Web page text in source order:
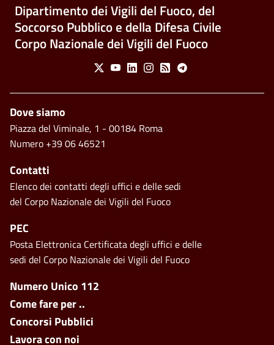
Dipartimento dei Vigili del Fuoco, del
Soccorso Pubblico e della Difesa Civile
Corpo Nazionale dei Vigili del Fuoco
Social Menu
X YoutubeLinkedinInstagram
Feed Telegram
Footer side menu
Numero Unico 112
Come fare per ..
Concorsi Pubblici
Lavora con noi
Piè di pagina
Dove siamo
Piazza del Viminale, 1 - 00184 Roma
Numero +39 06 46521
Contatti
Elenco dei contatti degli uffici e delle sedi
del Corpo Nazionale dei Vigili del Fuoco
PEC
Posta Elettronica Certificata degli uffici e delle
sedi del Corpo Nazionale dei Vigili del Fuoco